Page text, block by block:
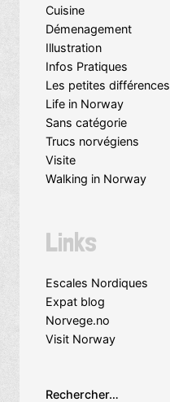
Cuisine
Démenagement
Illustration
Infos Pratiques
Les petites différences
Life in Norway
Sans catégorie
Trucs norvégiens
Visite
Walking in Norway
Links
Escales Nordiques
Expat blog
Norvege.no
Visit Norway
Rechercher…